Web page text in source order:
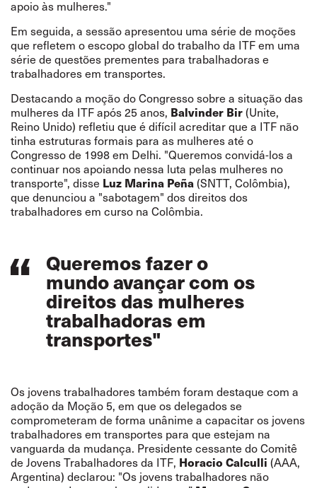
apoio às mulheres."
Em seguida, a sessão apresentou uma série de moções
que refletem o escopo global do trabalho da ITF em uma
série de questões prementes para trabalhadoras e
trabalhadores em transportes.
Destacando a moção do Congresso sobre a situação das
mulheres da ITF após 25 anos, Balvinder Bir(Unite,
Reino Unido) refletiu que é difícil acreditar que a ITF não
tinha estruturas formais para as mulheres até o
Congresso de 1998 em Delhi. "Queremos convidá-los a
continuar nos apoiando nessa luta pelas mulheres no
transporte", disse Luz Marina Peña(SNTT, Colômbia),
que denunciou a "sabotagem" dos direitos dos
trabalhadores em curso na Colômbia.
Queremos fazer o
mundo avançar com os
direitos das mulheres
trabalhadoras em
transportes"
Os jovens trabalhadores também foram destaque com a
adoção da Moção 5, em que os delegados se
comprometeram de forma unânime a capacitar os jovens
trabalhadores em transportes para que estejam na
vanguarda da mudança. Presidente cessante do Comitê
de Jovens Trabalhadores da ITF, Horacio Calculli (AAA,
Argentina) declarou: "Os jovens trabalhadores não